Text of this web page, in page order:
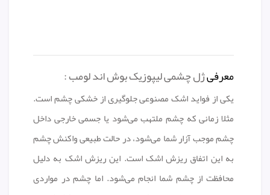
معرفیژل چشمی لیپوزیک بوش اند لومب :
یکی از فواید اشک مصنوعی جلوگیری از خشکی چشم است.
مثلا زمانی که چشم ملتهب می‌شود یا جسمی خارجی داخل
چشم موجب آزار شما می‌شود، در حالت طبیعی واکنش چشم
به این اتفاق ریزش اشک است. این ریزش اشک به دلیل
محافظت از چشم شما انجام می‌شود. اما چشم در مواردی